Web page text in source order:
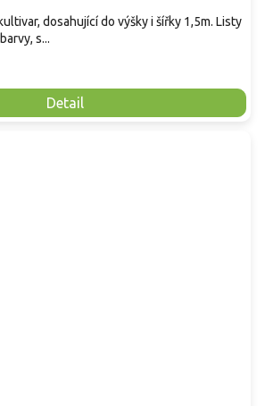
Detail
dosahující do výšky i šířky 1,5m. Listy
s...